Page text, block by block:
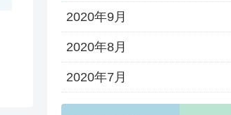
2020年9月
2020年8月
2020年7月